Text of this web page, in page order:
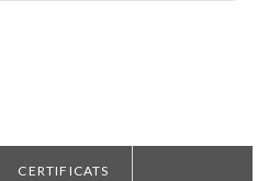
CERTIFICATS